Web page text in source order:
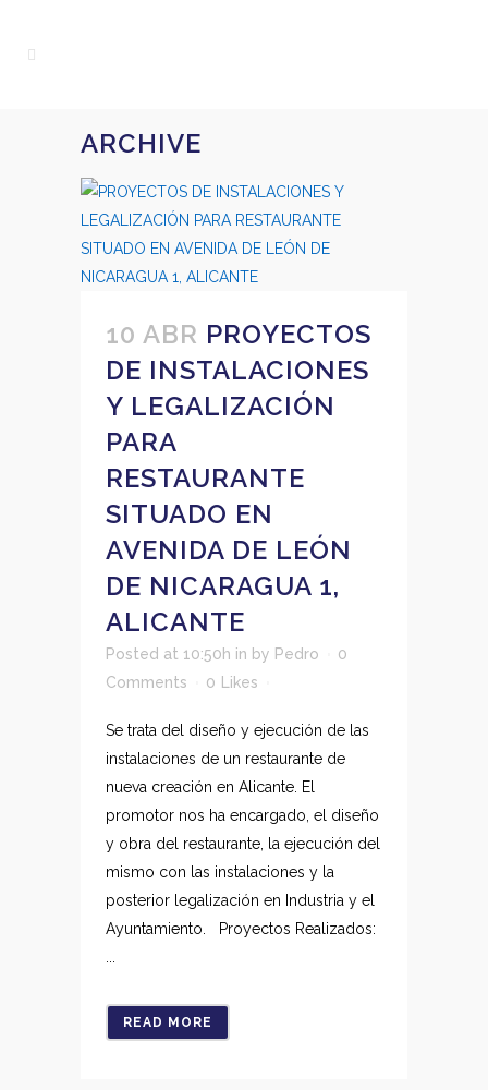
ARCHIVE
10 ABR PROYECTOS
DE INSTALACIONES
Y LEGALIZACIÓN
PARA
RESTAURANTE
SITUADO EN
AVENIDA DE LEÓN
DE NICARAGUA 1,
ALICANTE
Posted at 10:50h in by Pedro
0
Comments
0 Likes
Se trata del diseño y ejecución de las
instalaciones de un restaurante de
nueva creación en Alicante. El
promotor nos ha encargado, el diseño
y obra del restaurante, la ejecución del
mismo con las instalaciones y la
posterior legalización en Industria y el
Ayuntamiento. Proyectos Realizados:
READ MORE